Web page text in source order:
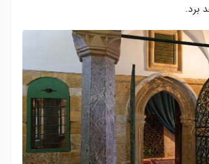
برد.